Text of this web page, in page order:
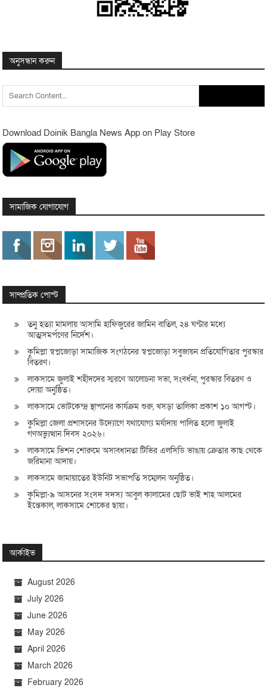
অনুসন্ধান করুন
for:
Download Doinik Bangla News App on Play Store
সামাজিক যোগাযোগ
সাম্প্রতিক পোস্ট
তনু হত্যা মামলায় আসামি হাফিজুরের জামিন বাতিল, ২৪ ঘণ্টার মধ্যে
আত্মসমর্পণের নির্দেশ।
কুমিল্লা স্বপ্নজোড়া সামাজিক সংগঠনের স্বপ্নজোড়া সবুজায়ন প্রতিযোগিতার পুরস্কার
বিতরণ।
লাকসামে জুলাই শহীদদের স্মরণে আলোচনা সভা, সংবর্ধনা, পুরস্কার বিতরণ ও
দোয়া অনুষ্ঠিত।
লাকসামে ভোটকেন্দ্র স্থাপনের কার্যক্রম শুরু, খসড়া তালিকা প্রকাশ ১০ আগস্ট।
কুমিল্লা জেলা প্রশাসনের উদ্যোগে যথাযোগ্য মর্যাদায় পালিত হলো জুলাই
গণঅভ্যুত্থান দিবস ২০২৬।
লাকসামে ভিশন শোরুমে অসাবধানতা টিভির এলসিডি ভাঙায় ক্রেতার কাছ থেকে
জরিমানা আদায়।
লাকসামে জামায়াতের ইউনিট সভাপতি সম্মেলন অনুষ্ঠিত।
কুমিল্লা-৯ আসনের সংসদ সদস্য আবুল কালামের ছোট ভাই শাহ আলমের
ইন্তেকাল, লাকসামে শোকের ছায়া।
আর্কাইভ
August 2026
July 2026
June 2026
May 2026
April 2026
March 2026
February 2026